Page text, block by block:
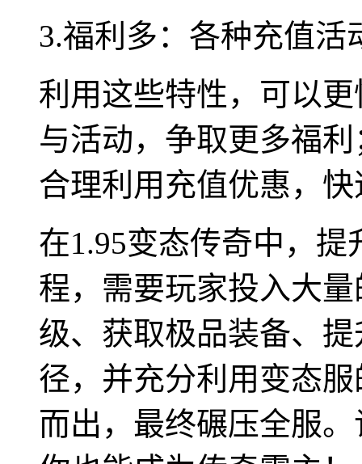
3.福利多：各种充值
利用这些特性，可以
与活动，争取更多福
合理利用充值优惠，
在1.95变态传奇中，
程，需要玩家投入大
级、获取极品装备、
径，并充分利用变态
而出，最终碾压全服